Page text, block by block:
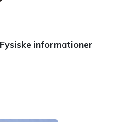
Fysiske informationer